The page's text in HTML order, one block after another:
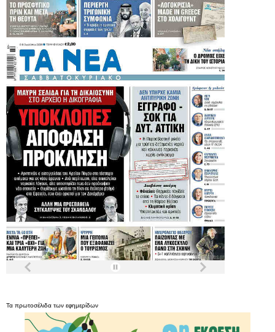
Τα πρωτοσέλιδα των εφημερίδων